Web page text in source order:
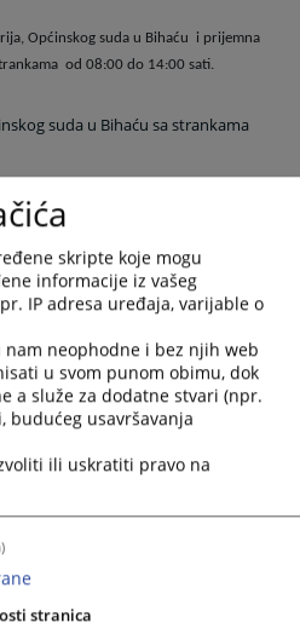
Općinskog suda u Bihaću i prijemna
od 08:00 do 14:00 sati.
suda u Bihaću sa strankama
PREGLEDA
skripte koje mogu
informacije iz vašeg
IP adresa uređaja, varijable o
neophodne i bez njih web
u svom punom obimu, dok
a služe za dodatne stvari (npr.
budućeg usavršavanja
ili uskratiti pravo na
stranica